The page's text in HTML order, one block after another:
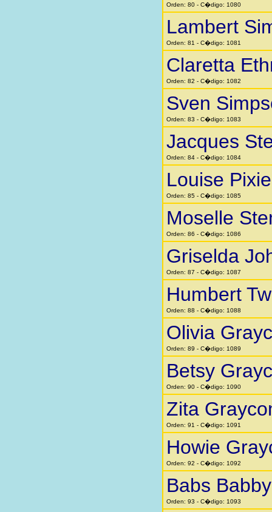
Orden: 80 - C�digo: 1080
Lambert
Orden: 81 - C�digo: 1081
Claretta
Orden: 82 - C�digo: 1082
Sven
Orden: 83 - C�digo: 1083
Jacques
Orden: 84 - C�digo: 1084
Louise
Orden: 85 - C�digo: 1085
Moselle
Orden: 86 - C�digo: 1086
Griselda
Orden: 87 - C�digo: 1087
Humbert
Orden: 88 - C�digo: 1088
Olivia
Orden: 89 - C�digo: 1089
Betsy
Orden: 90 - C�digo: 1090
Zita
Orden: 91 - C�digo: 1091
Howie
Orden: 92 - C�digo: 1092
Babs
Orden: 93 - C�digo: 1093